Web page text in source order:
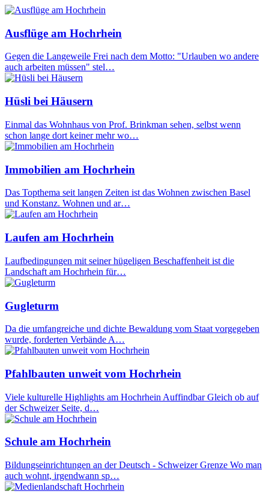
Ausflüge am Hochrhein
Gegen die Langeweile Frei nach dem Motto: "Urlauben wo andere
auch arbeiten müssen" stel…
Hüsli bei Häusern
Einmal das Wohnhaus von Prof. Brinkman sehen, selbst wenn
schon lange dort keiner mehr wo…
Immobilien am Hochrhein
Das Topthema seit langen Zeiten ist das Wohnen zwischen Basel
und Konstanz. Wohnen und ar…
Laufen am Hochrhein
Laufbedingungen mit seiner hügeligen Beschaffenheit ist die
Landschaft am Hochrhein für…
Gugleturm
Da die umfangreiche und dichte Bewaldung vom Staat vorgegeben
wurde, forderten Verbände A…
Pfahlbauten unweit vom Hochrhein
Viele kulturelle Highlights am Hochrhein Auffindbar Gleich ob auf
der Schweizer Seite, d…
Schule am Hochrhein
Bildungseinrichtungen an der Deutsch - Schweizer Grenze Wo man
auch wohnt, irgendwann sp…